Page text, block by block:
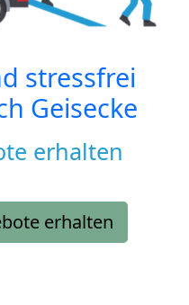
stressfrei
Geisecke
erhalten
erhalten